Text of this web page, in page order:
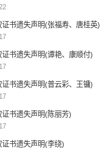
开
证书遗失声明(张福寿、唐桂英)
证书遗失声明(谭艳、康顺付)
证书遗失声明(普云彩、王镛)
证书遗失声明(陈丽芳)
证书遗失声明(李绕)